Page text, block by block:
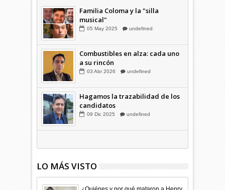
Familia Coloma y la "silla
05 May 2025 undefined
Combustibles en alza: cada uno
03Abr 2026 undefined
Hagamos la trazabilidad de los
09 Dic 2025 undefined
LO MÁS VISTO